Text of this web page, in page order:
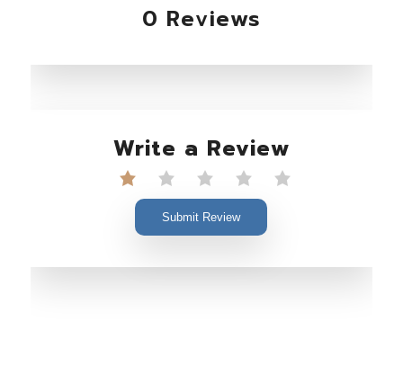
0 Reviews
Write a Review
Submit Review